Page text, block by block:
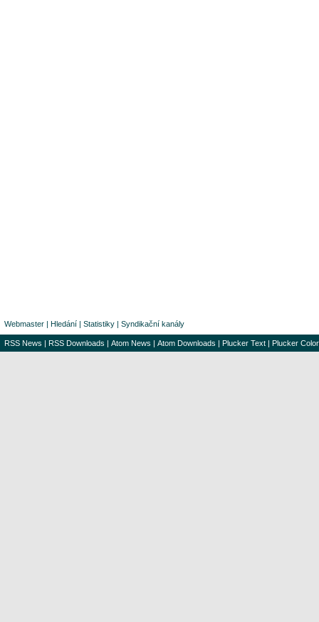
Webmaster | Hledání | Statistiky | Syndikační kanály
RSS News | RSS Downloads | Atom News | Atom Downloads | Plucker Text | Plucker Color